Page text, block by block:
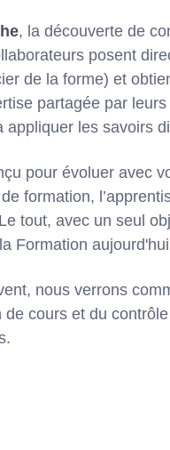
, la découverte de
posent
de la forme) et
partagée par
appliquer les savoirs
pour évoluer avec
formation,
tout, avec un seul
Formation
nous verrons
cours et du